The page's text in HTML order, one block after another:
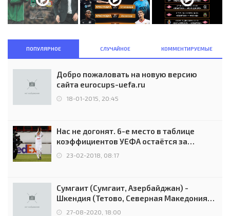
ПОПУЛЯРНОЕ СЛУЧАЙНОЕ КОММЕНТИРУЕМЫЕ
Добро пожаловать на новую версию
сайта eurocups-uefa.ru
18-01-2015, 20:45
Нас не догонят. 6-е место в таблице
коэффициентов УЕФА остаётся за
Россией
23-02-2018, 08:17
Сумгаит (Сумгаит, Азербайджан) -
Шкендия (Тетово, Северная Македония) -
0:2 (0:0)
27-08-2020, 18:00